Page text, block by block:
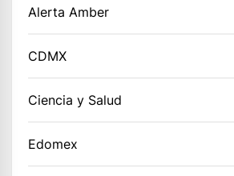
Alerta Amber
CDMX
Ciencia y Salud
Edomex